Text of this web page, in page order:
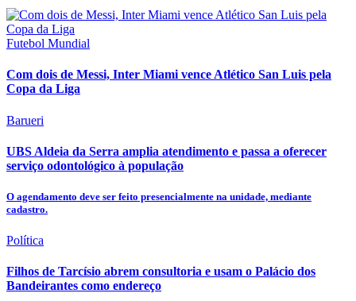
Futebol Mundial
Com dois de Messi, Inter Miami vence Atlético San Luis pela
Copa da Liga
Barueri
UBS Aldeia da Serra amplia atendimento e passa a oferecer
serviço odontológico à população
O agendamento deve ser feito presencialmente na unidade, mediante
cadastro.
Política
Filhos de Tarcísio abrem consultoria e usam o Palácio dos
Bandeirantes como endereço